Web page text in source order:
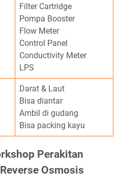
Filter Cartridge
Pompa Booster
Flow Meter
Control Panel
Conductivity Meter
LPS
Darat & Laut
Bisa diantar
Ambil di gudang
Bisa packing kayu
Perakitan
Osmosis